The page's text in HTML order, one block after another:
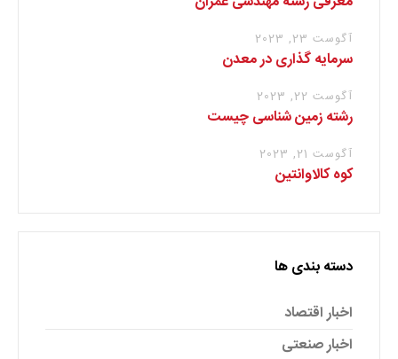
آگوست 23, 2023
سرمایه گذاری در معدن
آگوست 22, 2023
رشته زمین شناسی چیست
آگوست 21, 2023
کوه کالاوانتین
دسته بندی ها
اخبار اقتصاد
اخبار صنعتی